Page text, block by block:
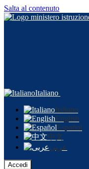
Salta al contenuto
Italiano
Italiano
English
Español
中文
عربى
Accedi